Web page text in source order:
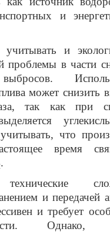
и
и
проблемы в части
может снизить
так как при
что
время
.
и передачей
и требует
Однако,